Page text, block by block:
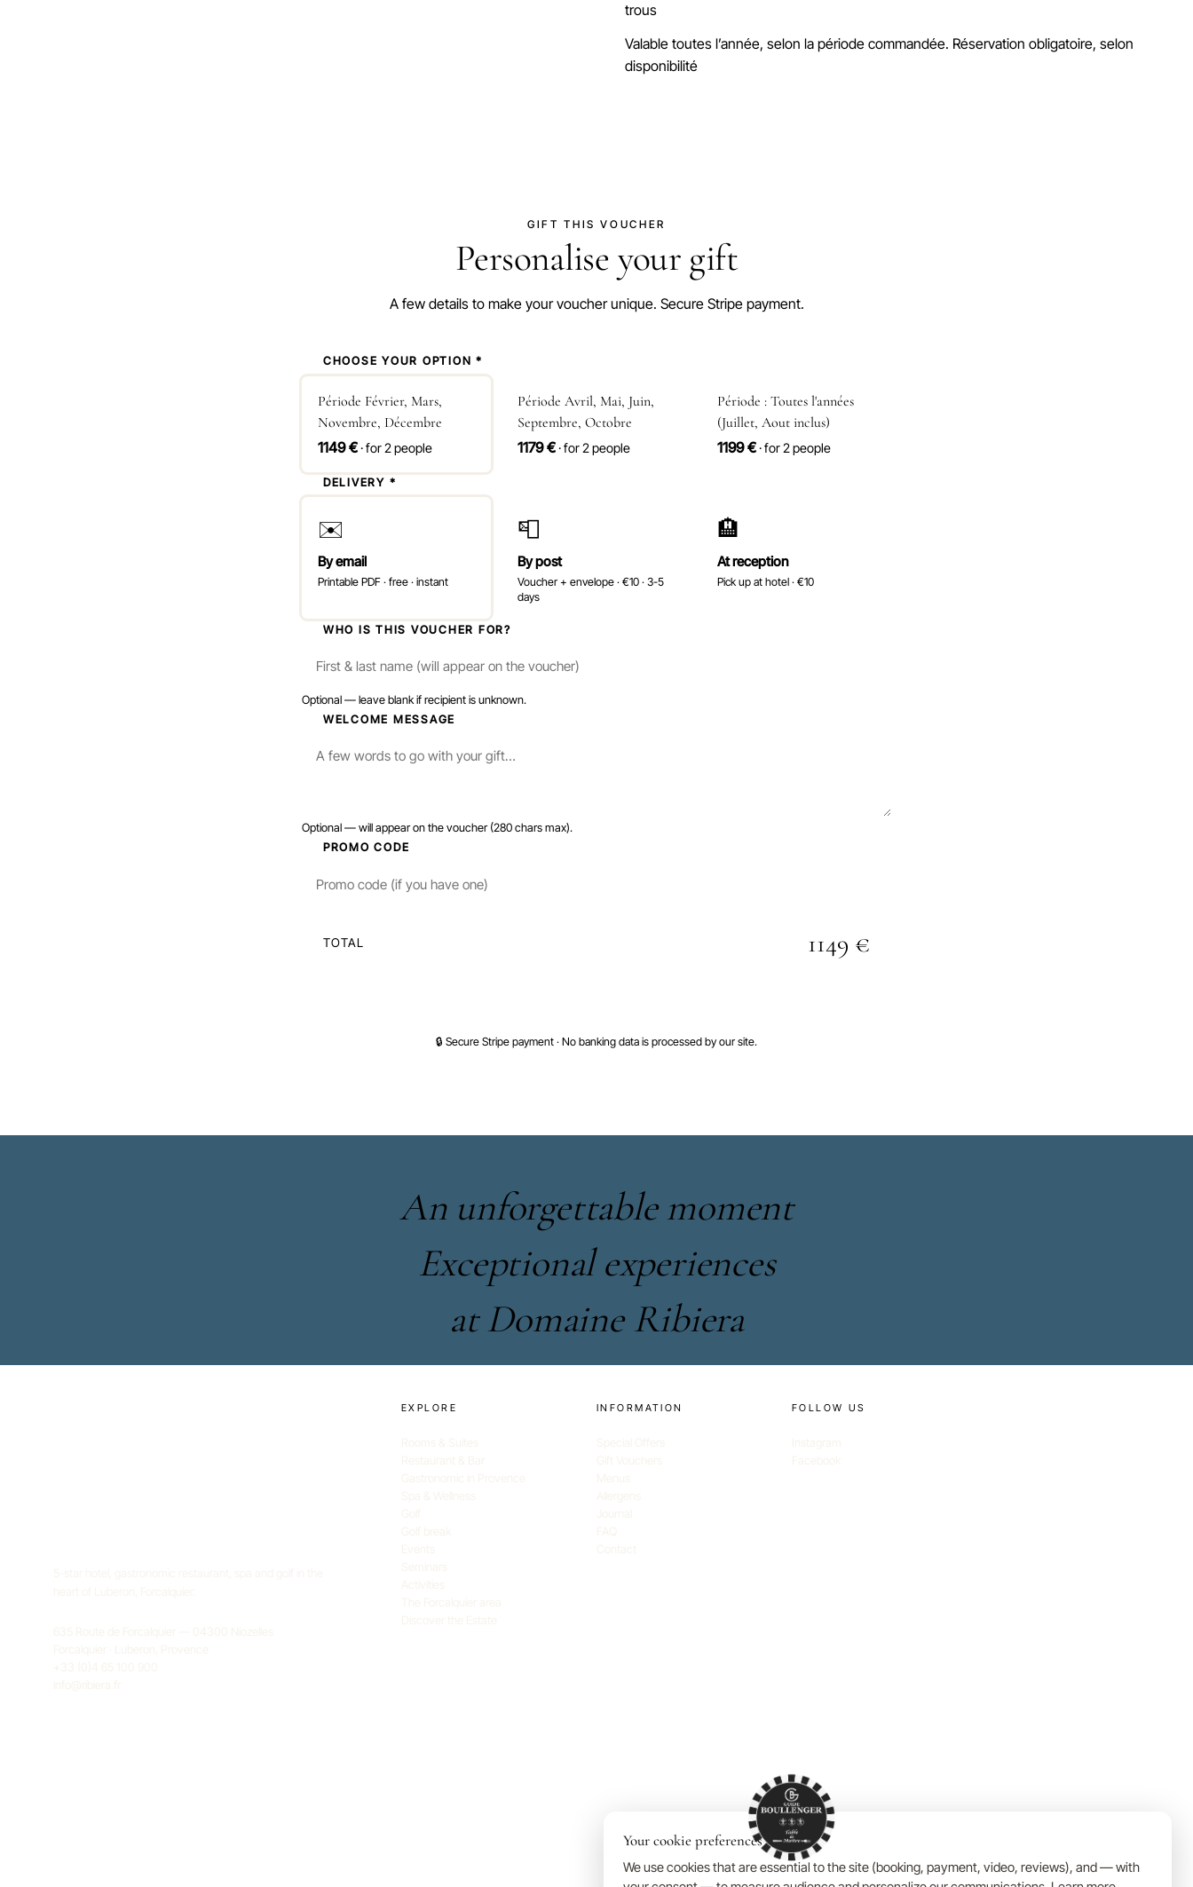
trous
Valable toutes l’année, selon la période commandée. Réservation obligatoire, selon
disponibilité
GIFT THIS VOUCHER
Personalise your gift
A few details to make your voucher unique. Secure Stripe payment.
CHOOSE YOUR OPTION *
Période Février, Mars,
Novembre, Décembre
1149 € · for 2 people
Période Avril, Mai, Juin,
Septembre, Octobre
1179 €· for 2 people
Période : Toutes l'années
(Juillet, Aout inclus)
1199 €· for 2 people
DELIVERY *
✉️
By email
Printable PDF · free · instant
📮
By post
Voucher + envelope · €10 · 3-5
days
🏨
At reception
Pick up at hotel · €10
WHO IS THIS VOUCHER FOR?
Optional — leave blank if recipient is unknown.
WELCOME MESSAGE
Optional — will appear on the voucher (280 chars max).
PROMO CODE
TOTAL 1149 €
🔒 Secure Stripe payment · No banking data is processed by our site.
An unforgettable moment
Exceptional experiences
at Domaine Ribiera
EXPLORE INFORMATION FOLLOW US
Your cookie preferences
We use cookies that are essential to the site (booking, payment, video, reviews), and — with